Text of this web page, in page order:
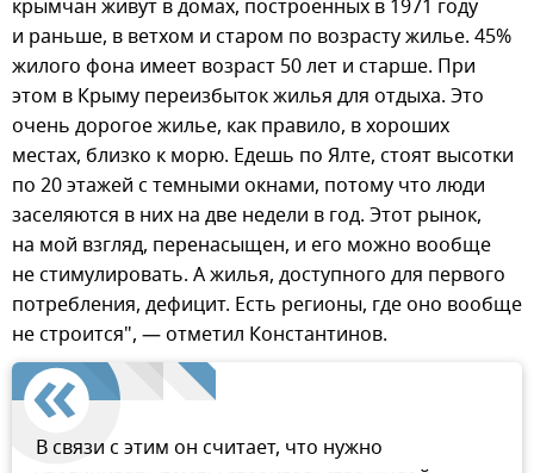
крымчан живут в домах, построенных в 1971 году
и раньше, в ветхом и старом по возрасту жилье. 45%
жилого фона имеет возраст 50 лет и старше. При
этом в Крыму переизбыток жилья для отдыха. Это
очень дорогое жилье, как правило, в хороших
местах, близко к морю. Едешь по Ялте, стоят высотки
по 20 этажей с темными окнами, потому что люди
заселяются в них на две недели в год. Этот рынок,
на мой взгляд, перенасыщен, и его можно вообще
не стимулировать. А жилья, доступного для первого
потребления, дефицит. Есть регионы, где оно вообще
не строится", — отметил Константинов.
В связи с этим он считает, что нужно